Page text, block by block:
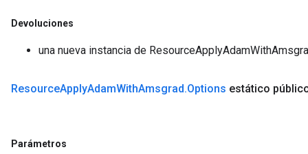
Devoluciones
una nueva instancia de
ResourceApplyAdamWithAmsgrad.Options estático
Parámetros